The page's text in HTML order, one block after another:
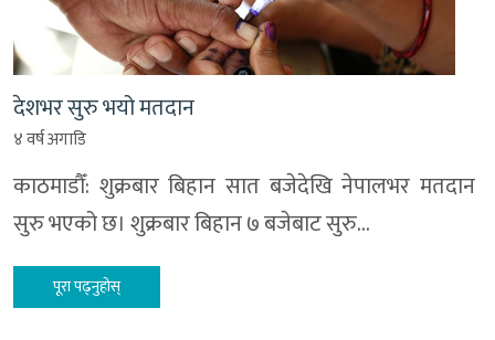
देशभर सुरु भयो मतदान
४ वर्ष अगाडि
काठमाडौँ: शुक्रबार बिहान सात बजेदेखि नेपालभर मतदान
सुरु भएको छ। शुक्रबार बिहान ७ बजेबाट सुरु…
पूरा पढ्नुहोस्